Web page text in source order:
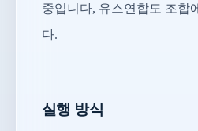
중입니다, 유스연합도 조합
다.
실행 방식